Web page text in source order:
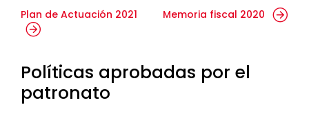
Plan de Actuación 2021 Memoria fiscal 2020
Políticas aprobadas por el
patronato